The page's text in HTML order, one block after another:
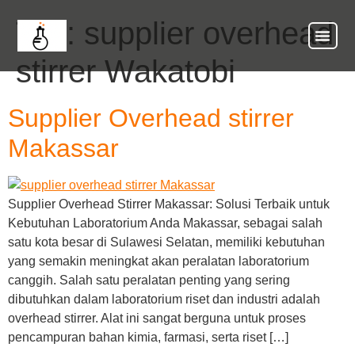
Tag: supplier overhead
stirrer Wakatobi
Supplier Overhead stirrer
Makassar
Supplier Overhead Stirrer Makassar: Solusi Terbaik untuk
Kebutuhan Laboratorium Anda Makassar, sebagai salah
satu kota besar di Sulawesi Selatan, memiliki kebutuhan
yang semakin meningkat akan peralatan laboratorium
canggih. Salah satu peralatan penting yang sering
dibutuhkan dalam laboratorium riset dan industri adalah
overhead stirrer. Alat ini sangat berguna untuk proses
pencampuran bahan kimia, farmasi, serta riset […]